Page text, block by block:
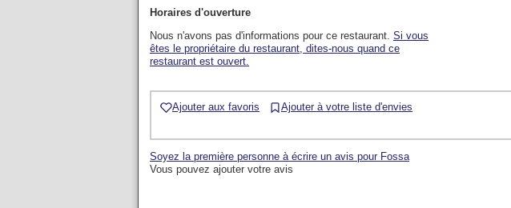
Horaires d'ouverture
Nous n'avons pas d'informations pour ce restaurant. Si vous
êtes le propriétaire du restaurant, dites-nous quand ce
restaurant est ouvert.
Ajouter aux favoris Ajouter à votre liste d'envies
Soyez la première personne à écrire un avis pour Fossa
Vous pouvez ajouter votre avis